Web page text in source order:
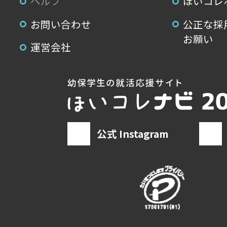
お問い合わせ
公正な
お願い
運営会社
公式 Instagram